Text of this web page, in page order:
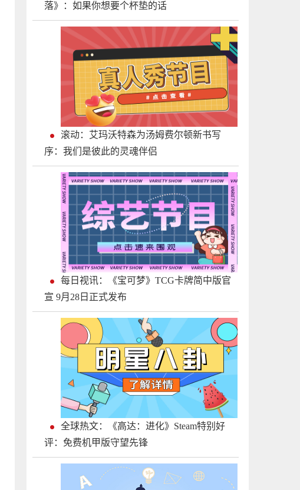
落》：如果你想要个杯垫的话
滚动：艾玛沃特森为汤姆费尔顿新书写
序：我们是彼此的灵魂伴侣
每日视讯：《宝可梦》TCG卡牌简中版官
宣 9月28日正式发布
全球热文：《高达：进化》Steam特别好
评：免费机甲版守望先锋